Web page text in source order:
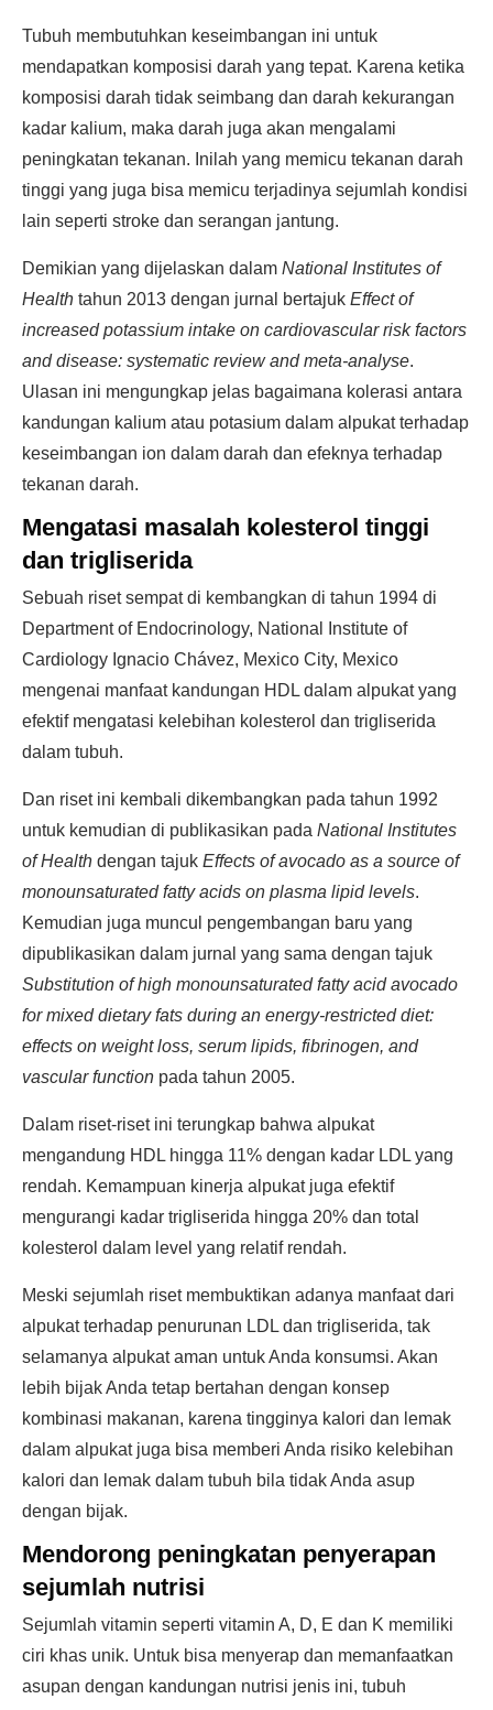
Tubuh membutuhkan keseimbangan ini untuk
mendapatkan komposisi darah yang tepat. Karena ketika
komposisi darah tidak seimbang dan darah kekurangan
kadar kalium, maka darah juga akan mengalami
peningkatan tekanan. Inilah yang memicu tekanan darah
tinggi yang juga bisa memicu terjadinya sejumlah kondisi
lain seperti stroke dan serangan jantung.
Demikian yang dijelaskan dalam National Institutes of
Health tahun 2013 dengan jurnal bertajuk Effect of
increased potassium intake on cardiovascular risk factors
and disease: systematic review and meta-analyse.
Ulasan ini mengungkap jelas bagaimana kolerasi antara
kandungan kalium atau potasium dalam alpukat terhadap
keseimbangan ion dalam darah dan efeknya terhadap
tekanan darah.
Mengatasi masalah kolesterol tinggi
dan trigliserida
Sebuah riset sempat di kembangkan di tahun 1994 di
Department of Endocrinology, National Institute of
Cardiology Ignacio Chávez, Mexico City, Mexico
mengenai manfaat kandungan HDL dalam alpukat yang
efektif mengatasi kelebihan kolesterol dan trigliserida
dalam tubuh.
Dan riset ini kembali dikembangkan pada tahun 1992
untuk kemudian di publikasikan pada National Institutes
of Health dengan tajuk Effects of avocado as a source of
monounsaturated fatty acids on plasma lipid levels.
Kemudian juga muncul pengembangan baru yang
dipublikasikan dalam jurnal yang sama dengan tajuk
Substitution of high monounsaturated fatty acid avocado
for mixed dietary fats during an energy-restricted diet:
effects on weight loss, serum lipids, fibrinogen, and
vascular function pada tahun 2005.
Dalam riset-riset ini terungkap bahwa alpukat
mengandung HDL hingga 11% dengan kadar LDL yang
rendah. Kemampuan kinerja alpukat juga efektif
mengurangi kadar trigliserida hingga 20% dan total
kolesterol dalam level yang relatif rendah.
Meski sejumlah riset membuktikan adanya manfaat dari
alpukat terhadap penurunan LDL dan trigliserida, tak
selamanya alpukat aman untuk Anda konsumsi. Akan
lebih bijak Anda tetap bertahan dengan konsep
kombinasi makanan, karena tingginya kalori dan lemak
dalam alpukat juga bisa memberi Anda risiko kelebihan
kalori dan lemak dalam tubuh bila tidak Anda asup
dengan bijak.
Mendorong peningkatan penyerapan
sejumlah nutrisi
Sejumlah vitamin seperti vitamin A, D, E dan K memiliki
ciri khas unik. Untuk bisa menyerap dan memanfaatkan
asupan dengan kandungan nutrisi jenis ini, tubuh